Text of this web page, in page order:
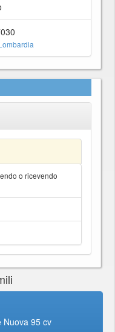
o ricevendo
Nuova 95 cv